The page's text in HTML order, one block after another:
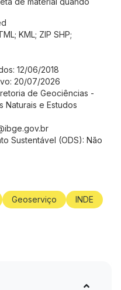
e alfanuméricas
para a
ambiente de SIG.
diagnósticos e
e químicas.
às descrições geral
físicos e químicas
KML; ZIP SHP;
12/06/2018
20/07/2026
de Geociências -
Naturais e Estudos
Sustentável (ODS): Não
Geoserviço INDE